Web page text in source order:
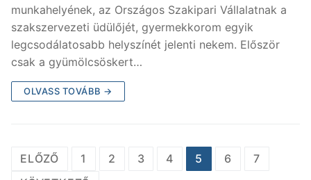
munkahelyének, az Országos Szakipari Vállalatnak a
szakszervezeti üdülőjét, gyermekkorom egyik
legcsodálatosabb helyszínét jelenti nekem. Először
csak a gyümölcsöskert…
OLVASS TOVÁBB →
ELŐZŐ 1 2 3 4 5 6
7